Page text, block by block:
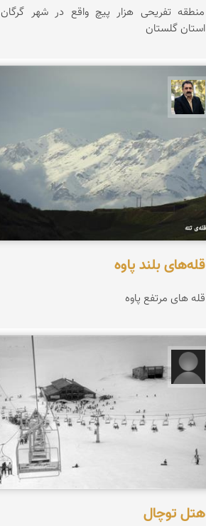
منطقه تفریحی هزار پیچ واقع در شهر گرگان
استان گلستان
قله‌های بلند پاوه
قله های مرتفع پاوه
تورج جمال
هتل توچال